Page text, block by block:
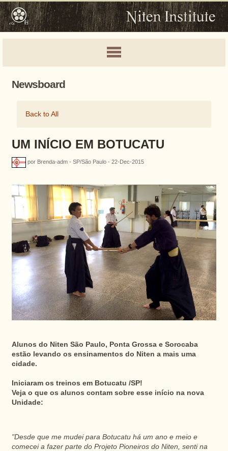
Newsboard
Back to All
UM INÍCIO EM BOTUCATU
por Brenda-adm - SP/São Paulo - 22-Dec-2015
Alunos do Niten São Paulo, Ponta Grossa e Sorocaba
estão levando os ensinamentos do Niten a mais uma
cidade.
Iniciaram os treinos em Botucatu /SP!
Veja o que os alunos contam sobre esse início na nova
Unidade:
"Desde que me mudei para Botucatu há um ano e meio e
comecei a fazer parte do Projeto Pioneiros do Niten, senti na